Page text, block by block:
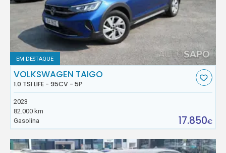
EM DESTAQUE
VOLKSWAGEN TAIGO
1.0 TSI LIFE - 95CV - 5P
2023
82.000 km
Gasolina
17.850€